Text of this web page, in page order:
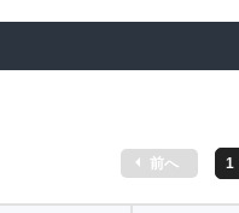
前へ 1